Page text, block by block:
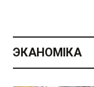
ЭКАНОМІКА